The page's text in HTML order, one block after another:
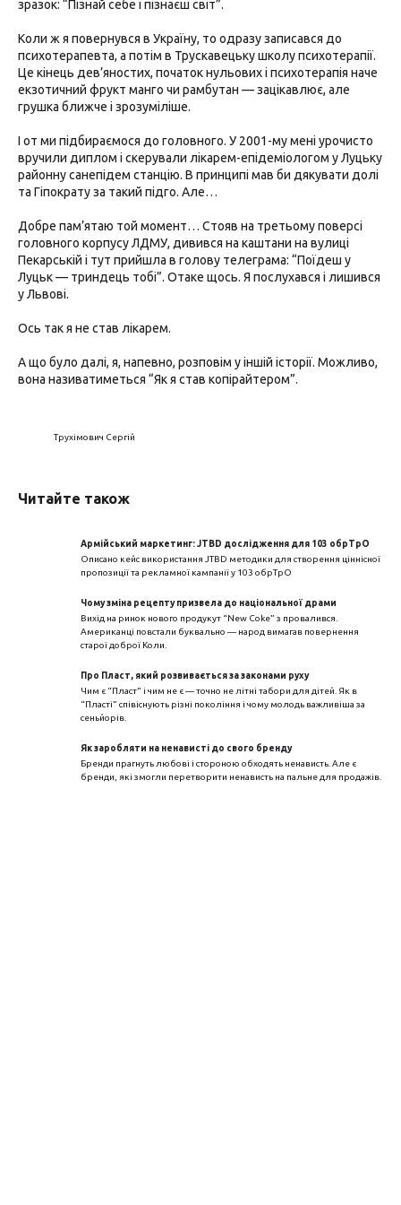
зразок: “Пізнай себе і пізнаєш світ”.
Коли ж я повернувся в Україну, то одразу записався до
психотерапевта, а потім в Трускавецьку школу психотерапії.
Це кінець дев’яностих, початок нульових і психотерапія наче
екзотичний фрукт манго чи рамбутан — зацікавлює, але
грушка ближче і зрозуміліше.
І от ми підбираємося до головного. У 2001-му мені урочисто
вручили диплом і скерували лікарем-епідеміологом у Луцьку
районну санепідем станцію. В принципі мав би дякувати долі
та Гіпократу за такий підго. Але…
Добре пам’ятаю той момент… Стояв на третьому поверсі
головного корпусу ЛДМУ, дивився на каштани на вулиці
Пекарській і тут прийшла в голову телеграма: “Поїдеш у
Луцьк — триндець тобі”. Отаке щось. Я послухався і лишився
у Львові.
Ось так я не став лікарем.
А що було далі, я, напевно, розповім у іншій історії. Можливо,
вона називатиметься “Як я став копірайтером”.
Трухімович Сергій
Читайте також
Армійський маркетинг: JTBD дослідження для 103 обрТрО
Описано кейс використання JTBD методики для створення ціннісної
пропозиції та рекламної кампанії у 103 обрТрО
Чому зміна рецепту призвела до національної драми
Вихід на ринок нового продукут “New Coke” з провалився.
Американці повстали буквально — народ вимагав повернення
старої доброї Коли.
Про Пласт, який розвивається за законами руху
Чим є “Пласт” і чим не є — точно не літні табори для дітей. Як в
“Пласті” співіснують різні покоління і чому молодь важливіша за
сеньйорів.
Як заробляти на ненависті до свого бренду
Бренди прагнуть любові і стороною обходять ненависть. Але є
бренди, які змогли перетворити ненависть на пальне для продажів.